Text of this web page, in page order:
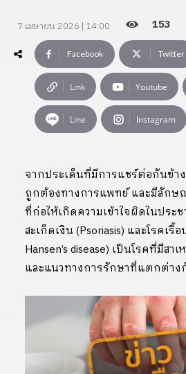
7 เมษายน 2026 | 14:00 153
Facebook Twitter
Link Youtube
Line Instagram
จากประเด็นที่มีการแชร์ต่อกันข้า
ถูกต้องทางการแพทย์ และมีลักษ
ที่ก่อให้เกิดความเข้าใจผิดในประ
สะเก็ดเงิน (Psoriasis) และโรคเรื้
Hansen’s disease) เป็นโรคที่มีสา
และแนวทางการรักษาที่แตกต่าง